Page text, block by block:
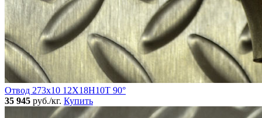
Отвод 273х10 12Х18Н10Т 90°
35 945 руб./кг. Купить